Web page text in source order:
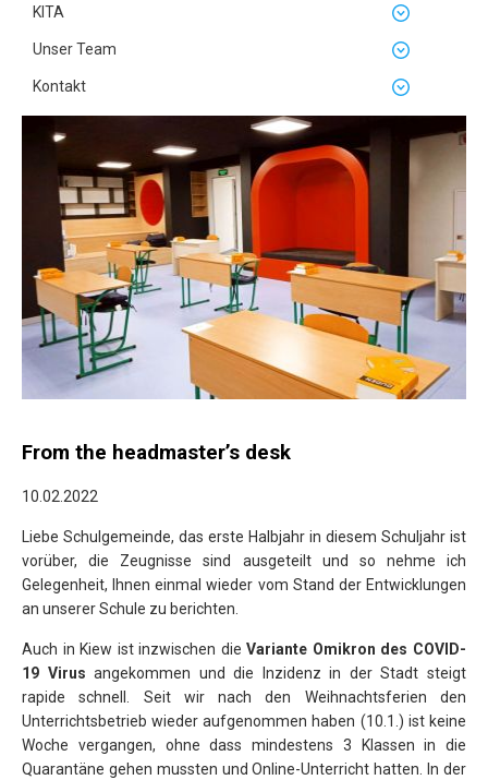
KITA
Unser Team
Kontakt
From the headmaster’s desk
10.02.2022
Liebe Schulgemeinde, das erste Halbjahr in diesem Schuljahr ist
vorüber, die Zeugnisse sind ausgeteilt und so nehme ich
Gelegenheit, Ihnen einmal wieder vom Stand der Entwicklungen
an unserer Schule zu berichten.
Auch in Kiew ist inzwischen dieVariante Omikron des COVID-
19 Virusangekommen und die Inzidenz in der Stadt steigt
rapide schnell. Seit wir nach den Weihnachtsferien den
Unterrichtsbetrieb wieder aufgenommen haben (10.1.) ist keine
Woche vergangen, ohne dass mindestens 3 Klassen in die
Quarantäne gehen mussten und Online-Unterricht hatten. In der